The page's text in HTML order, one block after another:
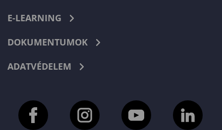
E-LEARNING
DOKUMENTUMOK
ADATVÉDELEM